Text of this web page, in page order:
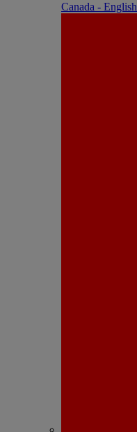
Canada - English